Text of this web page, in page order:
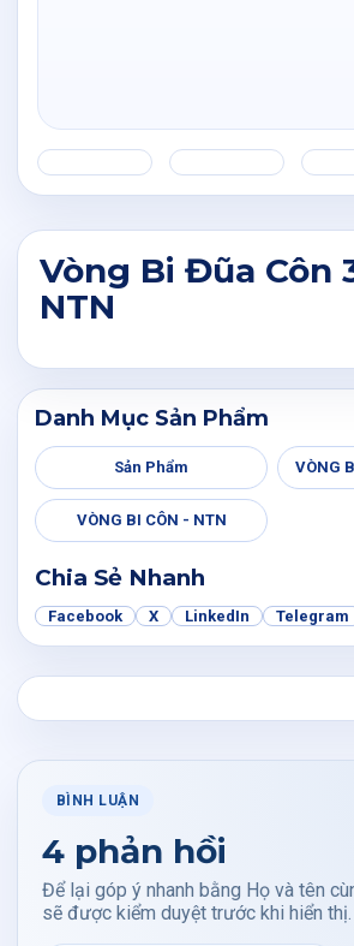
Vòng Bi Đũa Côn
NTN
Danh Mục Sản Phẩm
Sản Phẩm VÒNG
VÒNG BI CÔN - NTN
Chia Sẻ Nhanh
Facebook X LinkedIn Telegram
BÌNH LUẬN
4 phản hồi
Để lại góp ý nhanh bằng Họ và tên
sẽ được kiểm duyệt trước khi hiển thị.